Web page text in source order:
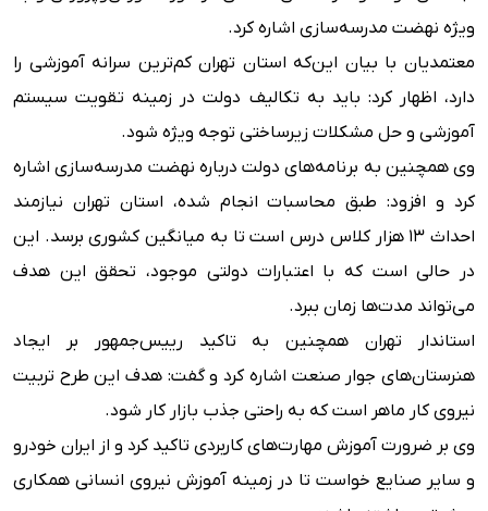
ویژه نهضت مدرسه‌سازی اشاره کرد.
معتمدیان با بیان این‌که استان تهران کم‌ترین سرانه آموزشی را
دارد، اظهار کرد: باید به تکالیف دولت در زمینه تقویت سیستم
آموزشی و حل مشکلات زیرساختی توجه ویژه شود.
وی همچنین به برنامه‌های دولت درباره نهضت مدرسه‌سازی اشاره
کرد و افزود: طبق محاسبات انجام شده، استان تهران نیازمند
احداث ۱۳ هزار کلاس درس است تا به میانگین کشوری برسد. این
در حالی است که با اعتبارات دولتی موجود، تحقق این هدف
می‌تواند مدت‌ها زمان ببرد.
استاندار تهران همچنین به تاکید رییس‌جمهور بر ایجاد
هنرستان‌های جوار صنعت اشاره کرد و گفت: هدف این طرح تربیت
نیروی کار ماهر است که به راحتی جذب بازار کار شود.
وی بر ضرورت آموزش مهارت‌های کاربردی تاکید کرد و از ایران خودرو
و سایر صنایع خواست تا در زمینه آموزش نیروی انسانی همکاری